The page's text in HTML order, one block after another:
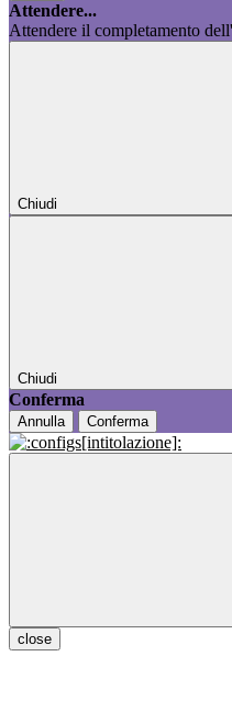
Attendere...
Attendere il completamento
Chiudi
Chiudi
Conferma
Annulla Conferma
close